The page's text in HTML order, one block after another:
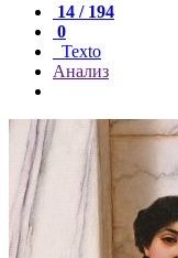
14 / 194
0
Texto
Анализ